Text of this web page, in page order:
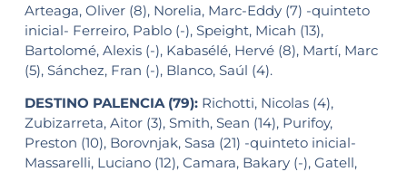
Arteaga, Oliver (8), Norelia, Marc-Eddy (7) -quinteto
inicial- Ferreiro, Pablo (-), Speight, Micah (13),
Bartolomé, Alexis (-), Kabasélé, Hervé (8), Martí, Marc
(5), Sánchez, Fran (-), Blanco, Saúl (4).
DESTINO PALENCIA (79): Richotti, Nicolas (4),
Zubizarreta, Aitor (3), Smith, Sean (14), Purifoy,
Preston (10), Borovnjak, Sasa (21) -quinteto inicial-
Massarelli, Luciano (12), Camara, Bakary (-), Gatell,